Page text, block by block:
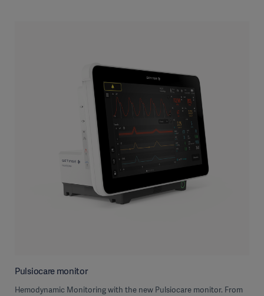
Pulsiocare monitor
Hemodynamic Monitoring with the new Pulsiocare monitor. From